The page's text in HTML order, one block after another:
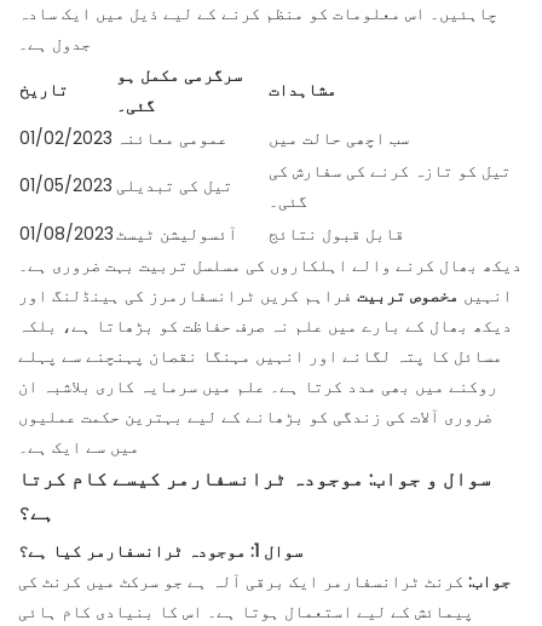
چاہئیں۔ اس معلومات کو منظم کرنے کے لیے ذیل میں ایک سادہ
جدول ہے۔
تاریخ
سرگرمی مکمل ہو
گئی۔
مشاہدات
01/02/2023 عمومی معائنہ
سب اچھی حالت میں
01/05/2023 تیل کی تبدیلی
تیل کو تازہ کرنے کی سفارش کی
گئی۔
01/08/2023آئسولیشن ٹیسٹ
قابل قبول نتائج
دیکھ بھال کرنے والے اہلکاروں کی مسلسل تربیت بہت ضروری ہے۔
انہیں مخصوص تربیت فراہم کریں ٹرانسفارمرز کی ہینڈلنگ اور
دیکھ بھال کے بارے میں علم نہ صرف حفاظت کو بڑھاتا ہے، بلکہ
مسائل کا پتہ لگانے اور انہیں مہنگا نقصان پہنچنے سے پہلے
روکنے میں بھی مدد کرتا ہے۔ علم میں سرمایہ کاری بلاشبہ ان
ضروری آلات کی زندگی کو بڑھانے کے لیے بہترین حکمت عملیوں
میں سے ایک ہے۔
سوال و جواب: موجودہ ٹرانسفارمر کیسے کام کرتا
ہے؟
سوال 1: موجودہ ٹرانسفارمر کیا ہے؟
جواب: کرنٹ ٹرانسفارمر ایک برقی آلہ ہے جو سرکٹ میں کرنٹ کی
پیمائش کے لیے استعمال ہوتا ہے۔ اس کا بنیادی کام ہائی